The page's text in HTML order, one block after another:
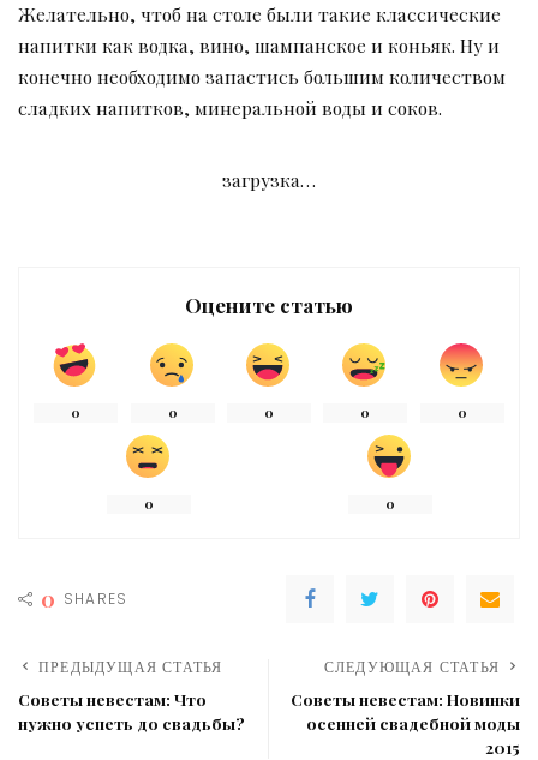
Желательно, чтоб на столе были такие классические
напитки как водка, вино, шампанское и коньяк. Ну и
конечно необходимо запастись большим количеством
сладких напитков, минеральной воды и соков.
загрузка…
Оцените статью
0 0 0 0 0
0 0
0 SHARES
ПРЕДЫДУЩАЯ СТАТЬЯ
Советы невестам: Что
нужно успеть до свадьбы?
СЛЕДУЮЩАЯ СТАТЬЯ
Советы невестам: Новинки
осенней свадебной моды
2015